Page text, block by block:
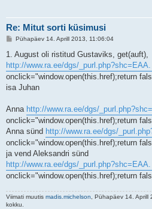
Re: Mitut sorti küsimusi
P
s
i
t
u
s
Pühapäev 14. Aprill 2013, 11:06:04
1. August oli ristitud Gustaviks, get(auft),
http://www.ra.ee/dgs/
onclick="window.open(this.href);return
isa Juhan
Anna http://www.ra.ee/dgs/
onclick="window.open(this.href);return
Anna sünd http://www.ra.ee/dgs/
onclick="window.open(this.href);return
ja vend Aleksandri sünd
http://www.ra.ee/dgs/
onclick="window.open(this.href);return
Viimati muutis madis.michelson , Pühapäev 14.
kokku.